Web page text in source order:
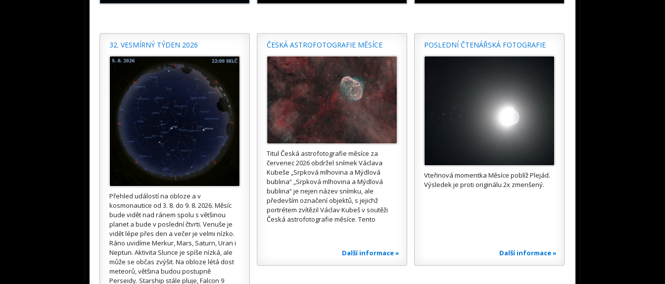
32. VESMÍRNÝ TÝDEN 2026
Přehled událostí na obloze a v
kosmonautice od 3. 8. do 9. 8. 2026. Měsíc
bude vidět nad ránem spolu s většinou
planet a bude v poslední čtvrti. Venuše je
vidět lépe přes den a večer je velmi nízko.
Ráno uvidíme Merkur, Mars, Saturn, Uran i
Neptun. Aktivita Slunce je spíše nízká, ale
může se občas zvýšit. Na obloze létá dost
meteorů, většina budou postupně
Perseidy. Starship stále pluje, Falcon 9
ČESKÁ ASTROFOTOGRAFIE MĚSÍCE
Titul Česká astrofotografie měsíce za
červenec 2026 obdržel snímek Václava
Kubeše „Srpková mlhovina a Mýdlová
bublina“ „Srpková mlhovina a Mýdlová
bublina“ je nejen název snímku, ale
především označení objektů, s jejichž
portrétem zvítězil Václav Kubeš v soutěži
Česká astrofotografie měsíce. Tento
Další informace »
POSLEDNÍ ČTENÁŘSKÁ FOTOGRAFIE
Vteřinová momentka Měsíce poblíž Plejád.
Výsledek je proti originálu 2x zmenšený.
Další informace »